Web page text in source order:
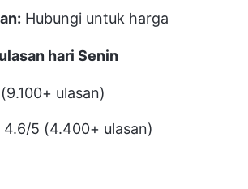
Hubungi untuk harga
hari Senin
ulasan)
4.6/5 (4.400+ ulasan)